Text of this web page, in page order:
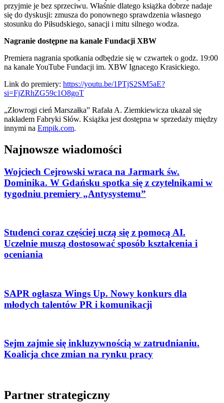
przyjmie je bez sprzeciwu. Właśnie dlatego książka dobrze nadaje
się do dyskusji: zmusza do ponownego sprawdzenia własnego
stosunku do Piłsudskiego, sanacji i mitu silnego wodza.
Nagranie dostępne na kanale Fundacji XBW
Premiera nagrania spotkania odbędzie się w czwartek o godz. 19:00
na kanale YouTube Fundacji im. XBW Ignacego Krasickiego.
Link do premiery: https://youtu.be/1PTjS2SM5aE?
si=FjZRhZG59c1O8goT
„Złowrogi cień Marszałka” Rafała A. Ziemkiewicza ukazał się
nakładem Fabryki Słów. Książka jest dostępna w sprzedaży między
innymi na Empik.com.
Najnowsze wiadomości
Wojciech Cejrowski wraca na Jarmark św.
Dominika. W Gdańsku spotka się z czytelnikami w
tygodniu premiery „Antysystemu”
Studenci coraz częściej uczą się z pomocą AI.
Uczelnie muszą dostosować sposób kształcenia i
oceniania
SAPR ogłasza Wings Up. Nowy konkurs dla
młodych talentów PR i komunikacji
Sejm zajmie się inkluzywnością w zatrudnianiu.
Koalicja chce zmian na rynku pracy
Partner strategiczny